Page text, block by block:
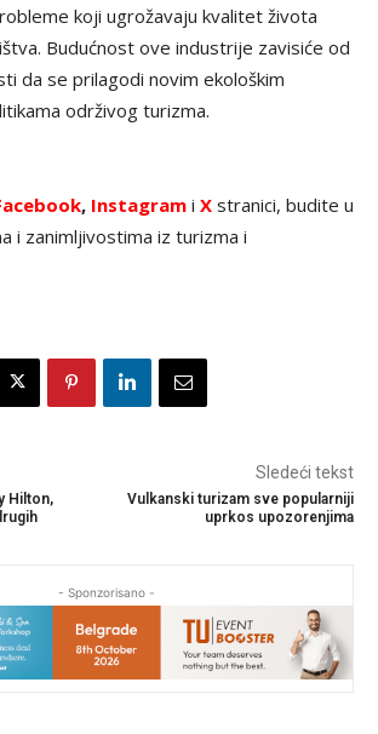
koji ugrožavaju kvalitet života
Budućnost ove industrije zavisiće od
da se prilagodi novim ekološkim
održivog turizma.
, Instagram i X stranici, budite u
i zanimljivostima iz turizma i
Hilton,
Sledeći tekst
Vulkanski turizam sve popularniji
uprkos upozorenjima
- Sponzorisano -